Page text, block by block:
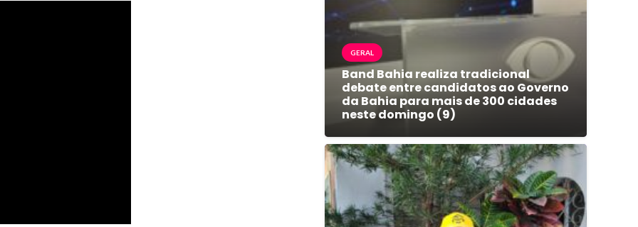
GERAL
Band Bahia realiza tradicional
debate entre candidatos ao Governo
da Bahia para mais de 300 cidades
neste domingo (9)